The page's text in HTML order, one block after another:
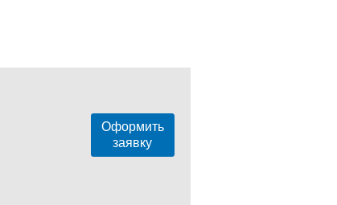
Оформить
заявку